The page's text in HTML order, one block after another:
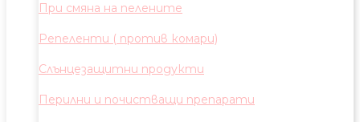
При смяна на пелените
Репеленти ( против комари)
Слънцезащитни продукти
Перилни и почистващи препарати